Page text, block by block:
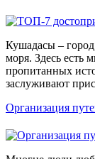
Кушадасы –
моря. Здесь есть
пропитанных
заслуживают
Организация